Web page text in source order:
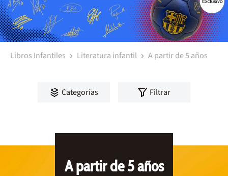
Libros Infantiles Literatura infantil A partir de 5 años
Categorías Filtrar
A partir de 5 años